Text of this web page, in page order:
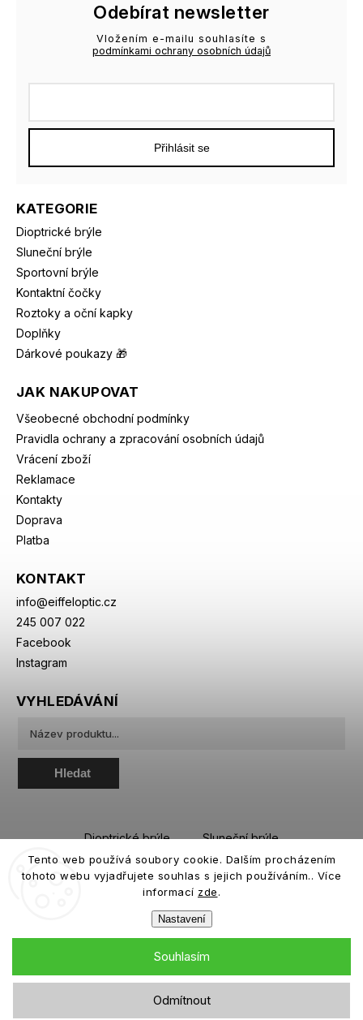
Tento web používá soubory cookie. Dalším procházením
tohoto webu vyjadřujete souhlas s jejich používáním.. Více
informací zde.
Nastavení
Odmítnout
Souhlasím
KATEGORIE
Dioptrické brýle
Sluneční brýle
Sportovní brýle
Kontaktní čočky
Roztoky a oční kapky
Doplňky
Dárkové poukazy 🎁
JAK NAKUPOVAT
Všeobecné obchodní podmínky
Pravidla ochrany a zpracování osobních údajů
Vrácení zboží
Reklamace
Kontakty
Doprava
Platba
KONTAKT
info@eiffeloptic.cz
245 007 022
Facebook
Instagram
Odebírat newsletter
Vložením e-mailu souhlasíte s
podmínkami ochrany osobních údajů
Přihlásit se
VYHLEDÁVÁNÍ
Hledat
Dioptrické brýle
Sluneční brýle
Sportovní brýle
Kontaktní čočky
Roztoky a oční kapky
Copyright 2026eiffeloptic.cz. Všechna práva vyhrazena.